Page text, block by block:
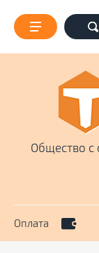
Оплата
Общество с